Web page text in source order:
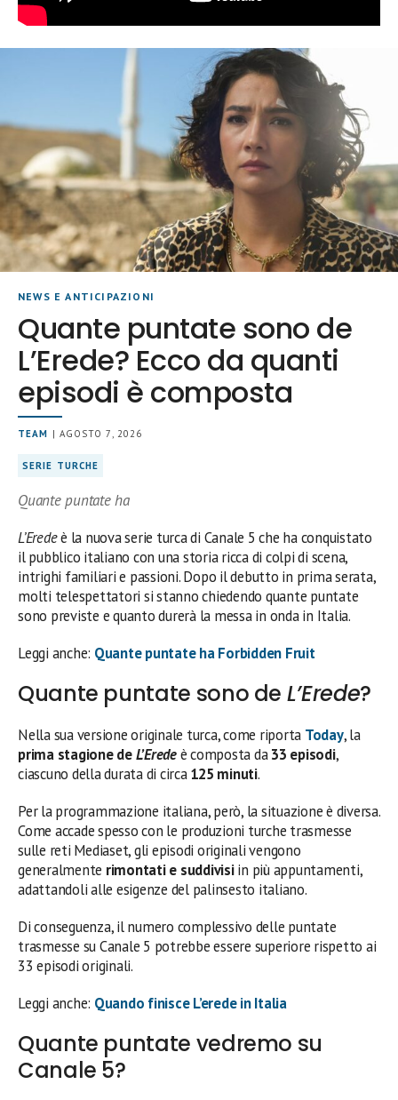
NEWS E ANTICIPAZIONI
Quante puntate sono de
L’Erede? Ecco da quanti
episodi è composta
TEAM | AGOSTO 7, 2026
SERIE TURCHE
Quante puntate ha
L’Eredeè la nuova serie turca di Canale 5 che ha conquistato
il pubblico italiano con una storia ricca di colpi di scena,
intrighi familiari e passioni. Dopo il debutto in prima serata,
molti telespettatori si stanno chiedendo quante puntate
sono previste e quanto durerà la messa in onda in Italia.
Leggi anche: Quante puntate ha Forbidden Fruit
Quante puntate sono de L’Erede?
Nella sua versione originale turca, come riporta Today, la
prima stagione deL’Eredeè composta da33 episodi,
ciascuno della durata di circa125 minuti.
Per la programmazione italiana, però, la situazione è diversa.
Come accade spesso con le produzioni turche trasmesse
sulle reti Mediaset, gli episodi originali vengono
generalmente rimontati e suddivisiin più appuntamenti,
adattandoli alle esigenze del palinsesto italiano.
Di conseguenza, il numero complessivo delle puntate
trasmesse su Canale 5 potrebbe essere superiore rispetto ai
33 episodi originali.
Leggi anche: Quando finisce L’erede in Italia
Quante puntate vedremo su
Canale 5?